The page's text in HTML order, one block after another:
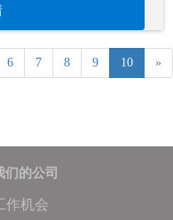
6 7 8 9 10 »
们的公司
作机会